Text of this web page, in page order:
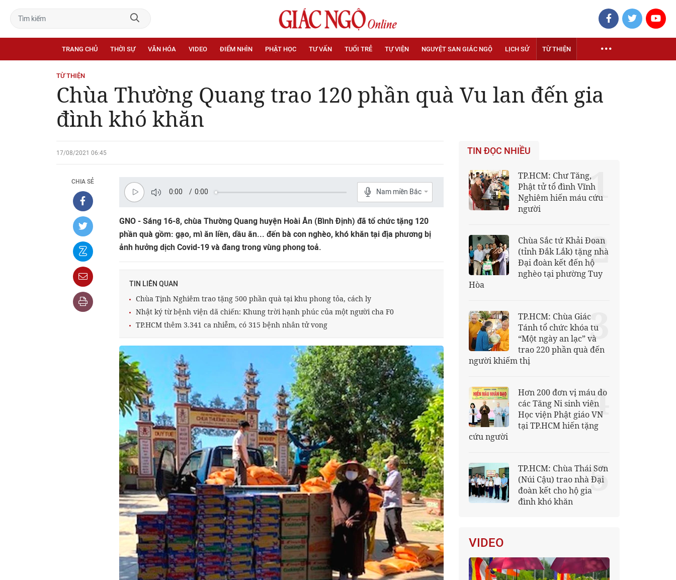
TRANG CHỦ THỜI SỰ VĂN HÓA VIDEO ĐIỂM NHÌN PHẬT HỌC TƯ VẤN TUỔI TRẺ TỰ VIỆN NGUYỆT SAN GIÁC NGỘ LỊCH SỬ TỪ THIỆN
TỪ THIỆN
Chùa Thường Quang trao 120 phần quà Vu lan đến gia
đình khó khăn
17/08/2021 06:45
CHIA SẺ
0:00 / 0:00 Nam miền Bắc
GNO - Sáng 16-8, chùa Thường Quang huyện Hoài Ân (Bình Định) đã tổ chức tặng 120
phần quà gồm: gạo, mì ăn liền, dầu ăn... đến bà con nghèo, khó khăn tại địa phương bị
ảnh hưởng dịch Covid-19 và đang trong vùng phong toả.
TIN LIÊN QUAN
Chùa Tịnh Nghiêm trao tặng 500 phần quà tại khu phong tỏa, cách ly
Nhật ký từ bệnh viện dã chiến: Khung trời hạnh phúc của một người cha F0
TP.HCM thêm 3.341 ca nhiễm, có 315 bệnh nhân tử vong
TIN ĐỌC NHIỀU
TP.HCM: Chư Tăng,
Phật tử tổ đình Vĩnh
Nghiêm hiến máu cứu
người
1
Chùa Sắc tứ Khải Đoan
(tỉnh Đắk Lắk) tặng nhà
Đại đoàn kết đến hộ
nghèo tại phường Tuy
Hòa
2
TP.HCM: Chùa Giác
Tánh tổ chức khóa tu
“Một ngày an lạc” và
trao 220 phần quà đến
người khiếm thị
3
Hơn 200 đơn vị máu do
các Tăng Ni sinh viên
Học viện Phật giáo VN
tại TP.HCM hiến tặng
cứu người
4
TP.HCM: Chùa Thái Sơn
(Núi Cậu) trao nhà Đại
đoàn kết cho hộ gia
đình khó khăn
5
VIDEO